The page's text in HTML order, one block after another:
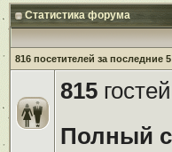
Статистика форума
816 посетителей за последние
815
Полный